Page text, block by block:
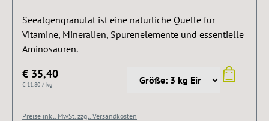
Seealgengranulat ist eine natürliche Quelle für
Vitamine, Mineralien, Spurenelemente und essentielle
Aminosäuren.
€ 35,40
€ 11,80 / kg
Preise inkl. MwSt. zzgl. Versandkosten